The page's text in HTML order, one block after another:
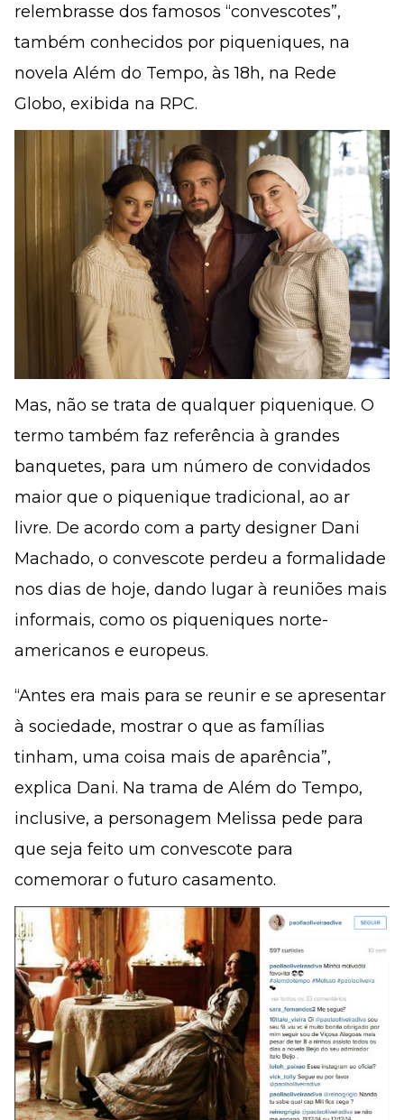
relembrasse dos famosos “convescotes”,
também conhecidos por piqueniques, na
novela Além do Tempo, às 18h, na Rede
Globo, exibida na RPC.
Mas, não se trata de qualquer piquenique. O
termo também faz referência à grandes
banquetes, para um número de convidados
maior que o piquenique tradicional, ao ar
livre. De acordo com a party designer Dani
Machado, o convescote perdeu a formalidade
nos dias de hoje, dando lugar à reuniões mais
informais, como os piqueniques norte-
americanos e europeus.
“Antes era mais para se reunir e se apresentar
à sociedade, mostrar o que as famílias
tinham, uma coisa mais de aparência”,
explica Dani. Na trama de Além do Tempo,
inclusive, a personagem Melissa pede para
que seja feito um convescote para
comemorar o futuro casamento.